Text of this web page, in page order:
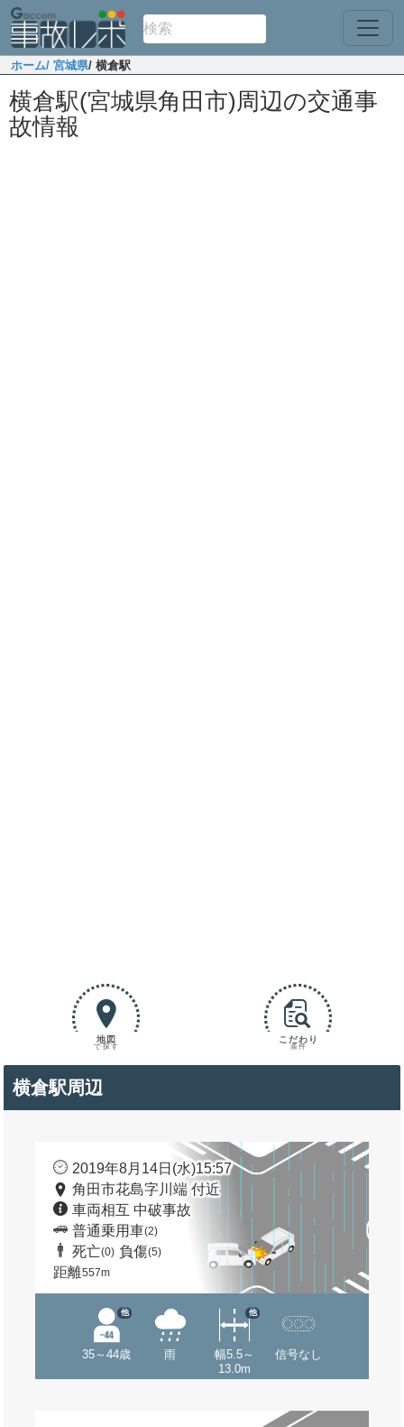
ホーム/ 宮城県/ 横倉駅
横倉駅(宮城県角田市)周辺の交通事
故情報
地図
で探す
こだわり
条件
横倉駅周辺
2019年8月14日(水)15:57
角田市花島字川端 付近
車両相互 中破事故
普通乗用車(2)
死亡(0) 負傷(5)
距離557m
35～44歳
他
雨
幅5.5～
13.0m
他
信号なし